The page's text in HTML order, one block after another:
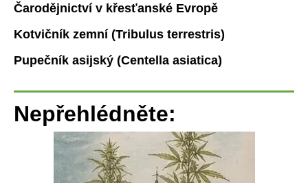
Čarodějnictví v křesťanské Evropě
Kotvičník zemní (Tribulus terrestris)
Pupečník asijský (Centella asiatica)
Nepřehlédněte: